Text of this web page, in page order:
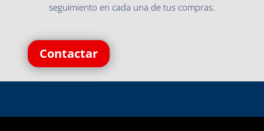
seguimiento en cada una de tus compras.
Contactar